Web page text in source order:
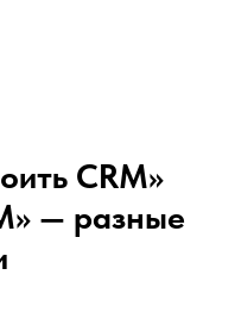
CRM»
— разные